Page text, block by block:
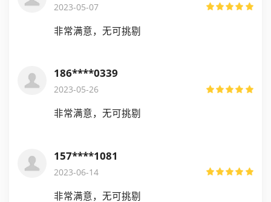
2023-05-07
非常满意，无可挑剔
186****0339
2023-05-26
非常满意，无可挑剔
157****1081
2023-06-14
非常满意，无可挑剔